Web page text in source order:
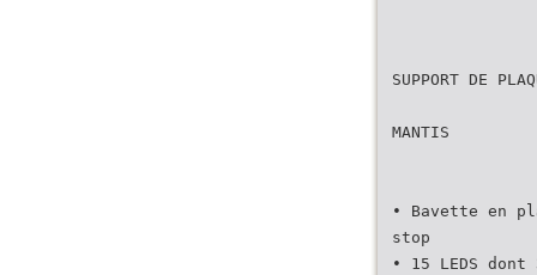
SUPPORT DE
MANTIS
• Bavette en
stop
• 15 LEDS